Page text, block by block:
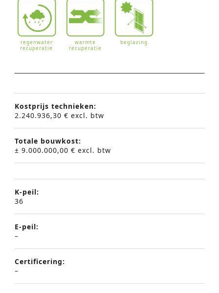
regenwater
recuperatie
warmte
recuperatie
beglazing
Kostprijs technieken:
2.240.936,30 € excl. btw
Totale bouwkost:
± 9.000.000,00 € excl. btw
K-peil:
36
E-peil:
–
Certificering:
–